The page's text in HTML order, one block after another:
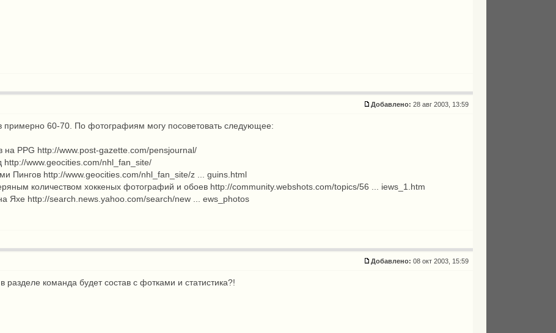
Добавлено: 28 авг 2003, 13:59
примерно 60-70. По фотографиям могу посоветовать следующее:
на PPG http://www.post-gazette.com/pensjournal/
http://www.geocities.com/nhl_fan_site/
Пингов http://www.geocities.com/nhl_fan_site/z ... guins.html
количеством хоккеных фотографий и обоев http://community.webshots.com/topics/56 ... iews_1.htm
Яхе http://search.news.yahoo.com/search/new ... ews_photos
Добавлено: 08 окт 2003, 15:59
разделе команда будет состав с фотками и статистика?!